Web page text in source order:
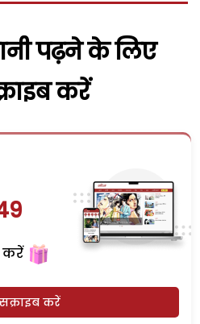
पढ़ने के लिए
करें
करें
करें